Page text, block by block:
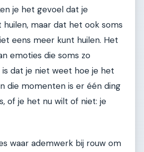
je het gevoel dat je
maar dat het ook soms
eens meer kunt huilen. Het
emoties die soms zo
dat je niet weet hoe je het
die momenten is er één ding
of je het nu wilt of niet: je
waar ademwerk bij rouw om